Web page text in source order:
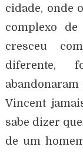
cidade, onde
complexo
cresceu
diferente,
Vincent
sabe dizer
de um